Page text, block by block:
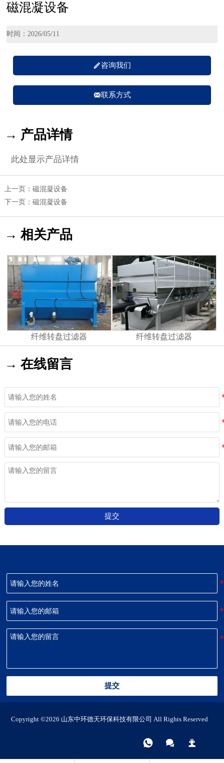
磁混凝设备
时间：2026/05/11
咨询我们
联系方式
→ 产品详情
此处显示产品详情
上一页： 磁混凝设备
下一页： 磁混凝设备
→ 相关产品
纤维转盘过滤器 纤维转盘过滤器
→ 在线留言
提交
提交
Copyright ©2026 山东中环德天环保科技有限公司 All Rights Reserved
  